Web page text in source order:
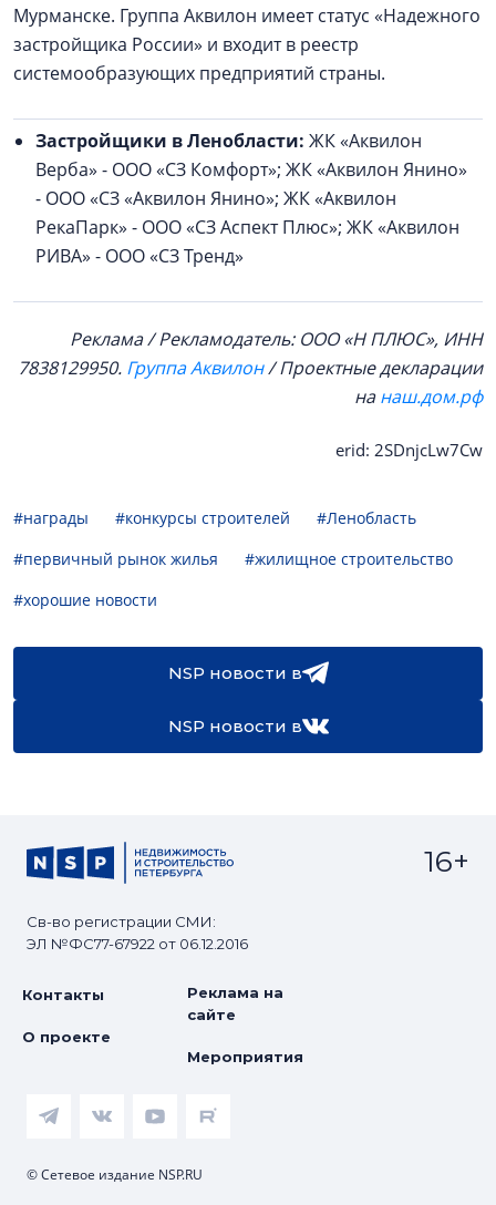
Мурманске. Группа Аквилон имеет статус «Надежного
застройщика России» и входит в реестр
системообразующих предприятий страны.
Застройщики в Ленобласти: ЖК «Аквилон
Верба» - ООО «СЗ Комфорт»; ЖК «Аквилон Янино»
- ООО «СЗ «Аквилон Янино»; ЖК «Аквилон
РекаПарк» - ООО «СЗ Аспект Плюс»; ЖК «Аквилон
РИВА» - ООО «СЗ Тренд»
Реклама / Рекламодатель: ООО «Н ПЛЮС», ИНН
7838129950. Группа Аквилон/ Проектные декларации
нанаш.дом.рф
erid: 2SDnjcLw7Cw
#награды #конкурсы строителей
#Ленобласть
#первичный рынок жилья
#жилищное строительство
#хорошие новости
NSP новости в
NSP новости в
Св-во регистрации СМИ:
ЭЛ №ФС77-67922 от 06.12.2016
16+
Контакты
О проекте
Реклама на
сайте
Мероприятия
© Сетевое издание NSP.RU